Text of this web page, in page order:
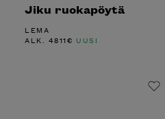
Jiku ruokapöytä
LEMA
ALK. 4811€ UUSI